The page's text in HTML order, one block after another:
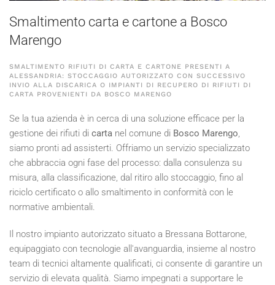
Smaltimento carta e cartone a Bosco
Marengo
SMALTIMENTO RIFIUTI DI CARTA E CARTONE PRESENTI A
ALESSANDRIA: STOCCAGGIO AUTORIZZATO CON SUCCESSIVO
INVIO ALLA DISCARICA O IMPIANTI DI RECUPERO DI RIFIUTI DI
CARTA PROVENIENTI DA BOSCO MARENGO
Se la tua azienda è in cerca di una soluzione efficace per la
gestione dei rifiuti di carta nel comune di Bosco Marengo,
siamo pronti ad assisterti. Offriamo un servizio specializzato
che abbraccia ogni fase del processo: dalla consulenza su
misura, alla classificazione, dal ritiro allo stoccaggio, fino al
riciclo certificato o allo smaltimento in conformità con le
normative ambientali.
Il nostro impianto autorizzato situato a Bressana Bottarone,
equipaggiato con tecnologie all'avanguardia, insieme al nostro
team di tecnici altamente qualificati, ci consente di garantire un
servizio di elevata qualità. Siamo impegnati a supportare le